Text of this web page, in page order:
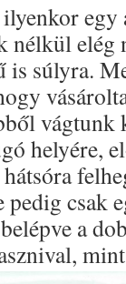
egy
nélkül elég
is súlyra.
vágtunk
helyére,
csak
a